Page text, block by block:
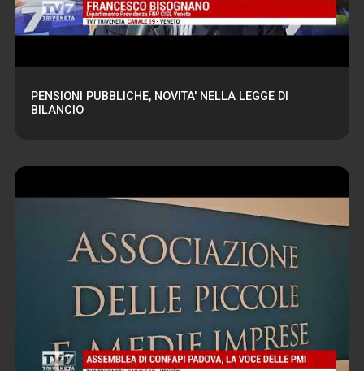
PENSIONI PUBBLICHE, NOVITA' NELLA LEGGE DI
BILANCIO